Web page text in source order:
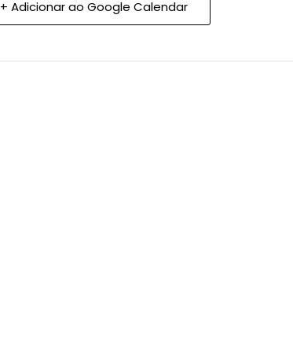
+ Adicionar ao Google Calendar